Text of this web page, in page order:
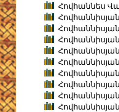
Հովհաննես